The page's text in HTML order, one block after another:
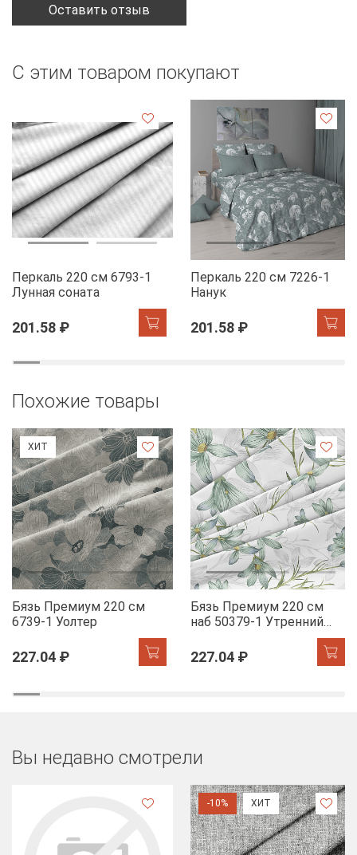
Оставить отзыв
С этим товаром покупают
Перкаль 220 см 6793-1
Лунная соната
201.58 ₽
Перкаль 220 см 7226-1
Нанук
201.58 ₽
Похожие товары
ХИТ
Бязь Премиум 220 см
6739-1 Уолтер
227.04 ₽
Бязь Премиум 220 см
наб 50379-1 Утренний
227.04 ₽
Вы недавно смотрели
-10% ХИТ